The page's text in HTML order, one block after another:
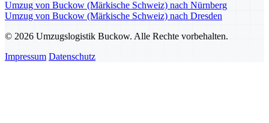
Umzug von Buckow (Märkische Schweiz) nach Nürnberg
Umzug von Buckow (Märkische Schweiz) nach Dresden
© 2026 Umzugslogistik Buckow. Alle Rechte vorbehalten.
Impressum Datenschutz